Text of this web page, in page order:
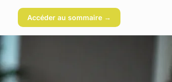
Accéder au sommaire →